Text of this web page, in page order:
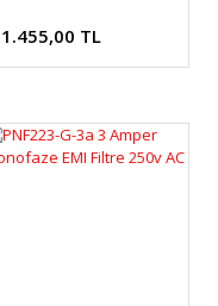
250v AC
1.455,00 TL